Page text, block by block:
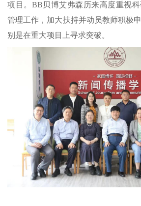
项目。BB贝博艾弗森历来高度重视
管理工作，加大扶持并动员教师积极
别是在重大项目上寻求突破。